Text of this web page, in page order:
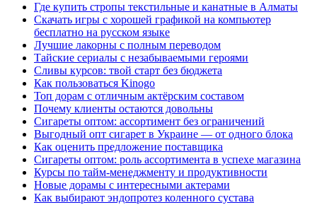
Где купить стропы текстильные и канатные в Алматы
Скачать игры с хорошей графикой на компьютер
бесплатно на русском языке
Лучшие лакорны с полным переводом
Тайские сериалы с незабываемыми героями
Сливы курсов: твой старт без бюджета
Как пользоваться Kinogo
Топ дорам с отличным актёрским составом
Почему клиенты остаются довольны
Сигареты оптом: ассортимент без ограничений
Выгодный опт сигарет в Украине — от одного блока
Как оценить предложение поставщика
Сигареты оптом: роль ассортимента в успехе магазина
Курсы по тайм-менеджменту и продуктивности
Новые дорамы с интересными актерами
Как выбирают эндопротез коленного сустава